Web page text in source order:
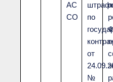
АС
СО
по
от
№